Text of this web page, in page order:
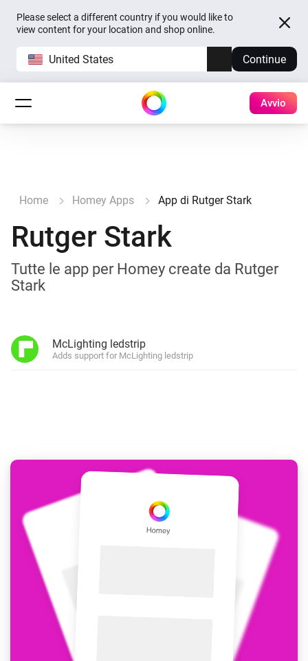
Please select a different country if you would like to
view content for your location and shop online.
United States Continue
Avvio
Home Homey Apps App di Rutger Stark
Rutger Stark
Tutte le app per Homey create da Rutger
Stark
McLighting ledstrip
Adds support for McLighting ledstrip